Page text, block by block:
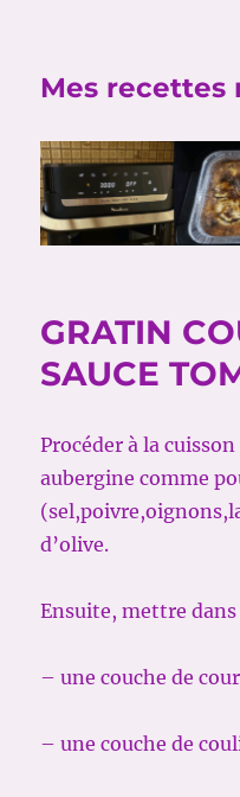
Mes recettes
GRATIN
SAUCE
Procéder à la
aubergine comme
d’olive.
Ensuite, mettre
– une couche de
– une couche de